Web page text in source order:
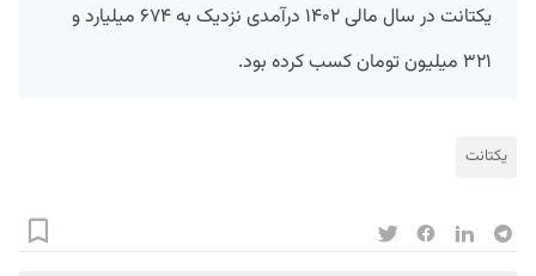
یکتانت در سال مالی ۱۴۰۲ درآمدی نزدیک به ۶۷۴ میلیارد و
۳۲۱ میلیون تومان کسب کرده بود.
یکتانت